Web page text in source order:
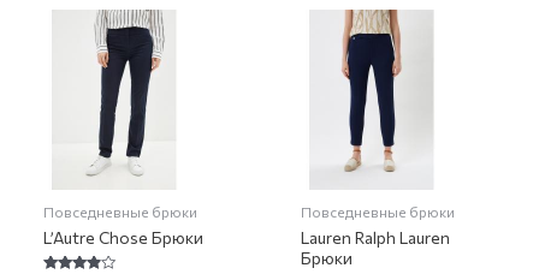
Повседневные брюки
L’Autre Chose Брюки
Повседневные брюки
Lauren Ralph Lauren
Брюки